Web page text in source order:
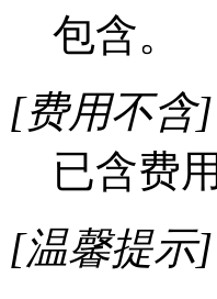
包含。
[费用不含]
已含费
[温馨提示]